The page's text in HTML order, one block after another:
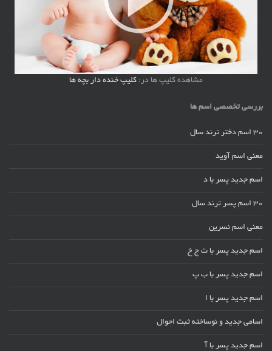
مشاهده کلیپ ها در: کلیپ خنده دار بچه ها
بررسی تخصصی اسم ها
30 اسم دختر ترند سال
معنی اسم آوید
اسم جدید پسر با د
30 اسم پسر ترند سال
معنی اسم نسرین
اسم جدید پسر با ت ج خ
اسم جدید پسر با ب پ
اسم جدید پسر با ا
اسامی جدید و نوساخته ثبت احوال
اسم جدید پسر با آ